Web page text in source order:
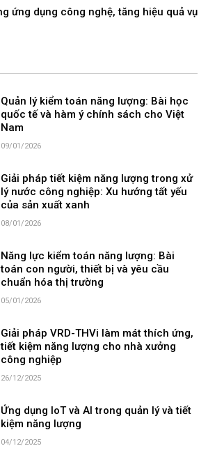
ứng dụng công nghệ, tăng hiệu quả vụ
Quản lý kiểm toán năng lượng: Bài học
quốc tế và hàm ý chính sách cho Việt
Nam
09/01/2026
Giải pháp tiết kiệm năng lượng trong xử
lý nước công nghiệp: Xu hướng tất yếu
của sản xuất xanh
08/01/2026
Năng lực kiểm toán năng lượng: Bài
toán con người, thiết bị và yêu cầu
chuẩn hóa thị trường
05/01/2026
Giải pháp VRD-THVi làm mát thích ứng,
tiết kiệm năng lượng cho nhà xưởng
công nghiệp
26/12/2025
Ứng dụng IoT và AI trong quản lý và tiết
kiệm năng lượng
04/12/2025